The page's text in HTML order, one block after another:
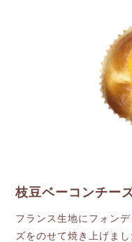
枝豆ベーコンチー
フランス生地にフォン
ズをのせて焼き上げまし